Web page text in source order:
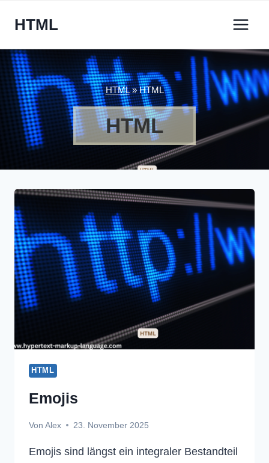
InhaltHTML
HTML»HTML
HTML
HTML
Emojis
Von Alex 23. November 2025
Emojis sind längst ein integraler Bestandteil